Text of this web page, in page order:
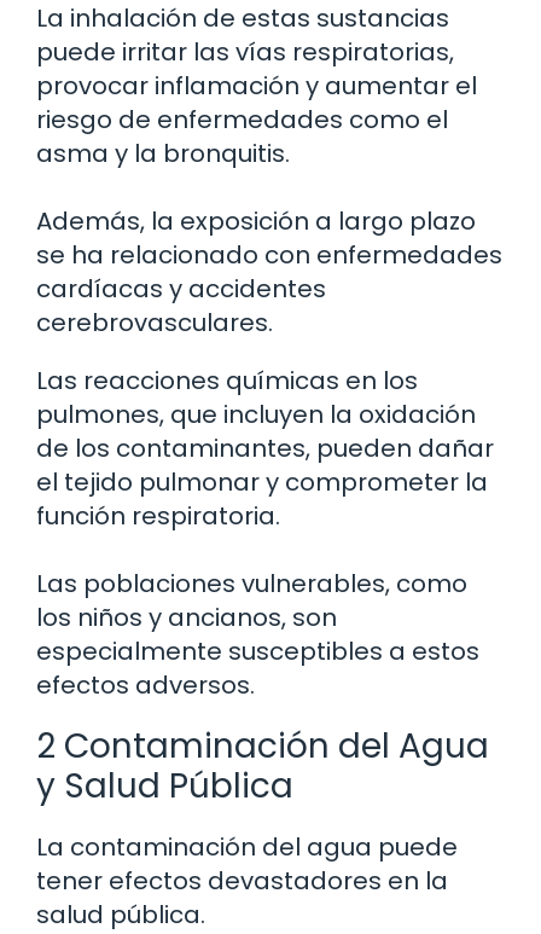
La inhalación de estas sustancias
puede irritar las vías respiratorias,
provocar inflamación y aumentar el
riesgo de enfermedades como el
asma y la bronquitis.
Además, la exposición a largo plazo
se ha relacionado con enfermedades
cardíacas y accidentes
cerebrovasculares.
Las reacciones químicas en los
pulmones, que incluyen la oxidación
de los contaminantes, pueden dañar
el tejido pulmonar y comprometer la
función respiratoria.
Las poblaciones vulnerables, como
los niños y ancianos, son
especialmente susceptibles a estos
efectos adversos.
2 Contaminación del Agua
y Salud Pública
La contaminación del agua puede
tener efectos devastadores en la
salud pública.